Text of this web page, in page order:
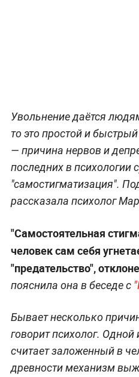
Увольнение даётся
то это простой и
— причина нервов и
последних в психологии
"самостигматизация".
рассказала психолог
"Самостоятельная
человек сам себя
"предательство",
пояснила она в беседе с
Бывает несколько
говорит психолог.
считает заложенный в
древности механизм